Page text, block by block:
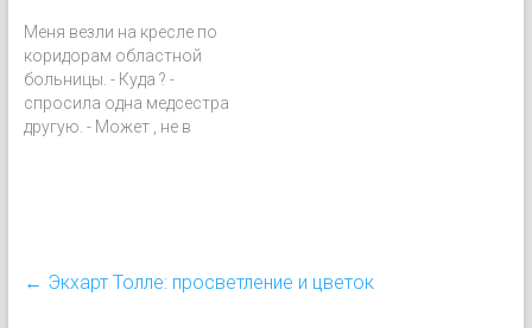
Меня везли на кресле по
коридорам областной
больницы. - Куда ? -
спросила одна медсестра
другую. - Может , не в
посмотрели на меня с
← Экхарт Толле: просветление и цветок